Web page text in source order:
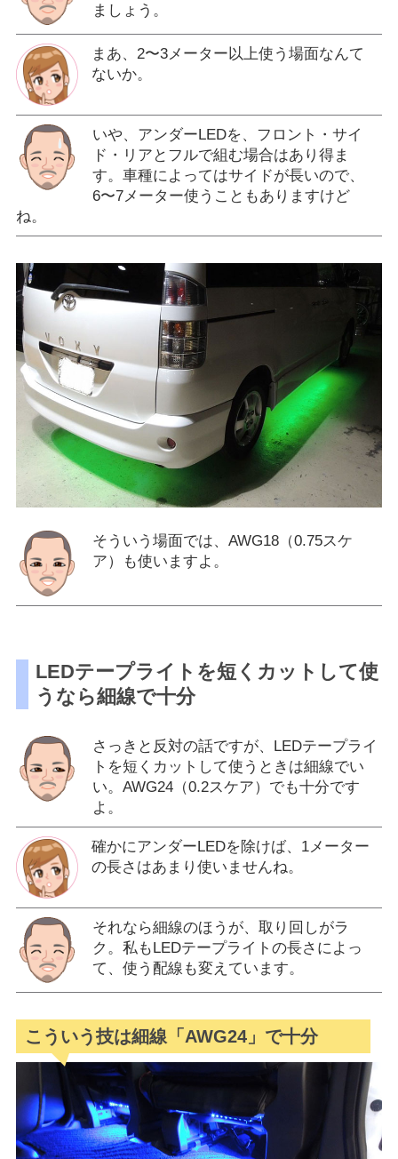
ましょう。
まあ、2〜3メーター以上使う場面なんて
ないか。
いや、アンダーLEDを、フロント・サイ
ド・リアとフルで組む場合はあり得ま
す。車種によってはサイドが長いので、
6〜7メーター使うこともありますけど
ね。
そういう場面では、AWG18（0.75スケ
ア）も使いますよ。
LEDテープライトを短くカットして使
うなら細線で十分
さっきと反対の話ですが、LEDテープライ
トを短くカットして使うときは細線でい
い。AWG24（0.2スケア）でも十分です
よ。
確かにアンダーLEDを除けば、1メーター
の長さはあまり使いませんね。
それなら細線のほうが、取り回しがラ
ク。私もLEDテープライトの長さによっ
て、使う配線も変えています。
こういう技は細線「AWG24」で十分